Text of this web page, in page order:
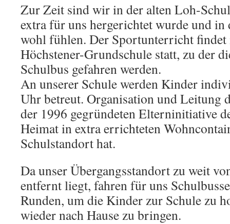
Zur Zeit sind wir in der alten Loh-
extra für uns hergerichtet wurde und in
wohl fühlen. Der Sportunterricht
Höchstener-Grundschule statt, zu der
Schulbus gefahren werden.
An unserer Schule werden Kinder
Uhr betreut. Organisation und Leitung
der 1996 gegründeten Elterninitiative
Heimat in extra errichteten
Schulstandort hat.
Da unser Übergangsstandort zu weit
entfernt liegt, fahren für uns
Runden, um die Kinder zur Schule zu
wieder nach Hause zu bringen.